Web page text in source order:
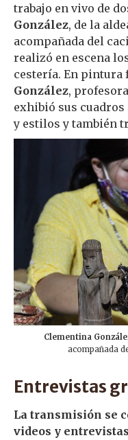
trabajo en vivo de
González, de la
acompañada del
realizó en escena
cestería. En pintura
González,
exhibió sus
y estilos y también
Clementina
acompañada
Entrevistas
La transmisión se
videos y